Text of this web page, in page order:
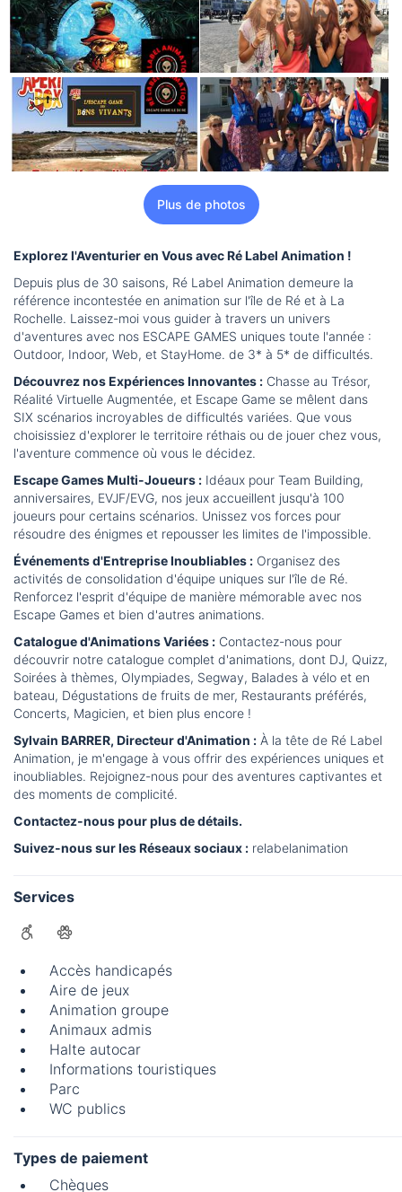
Plus de photos
Explorez l'Aventurier en Vous avec Ré Label Animation !
Depuis plus de 30 saisons, Ré Label Animation demeure la
référence incontestée en animation sur l'île de Ré et à La
Rochelle. Laissez-moi vous guider à travers un univers
d'aventures avec nos ESCAPE GAMES uniques toute l'année :
Outdoor, Indoor, Web, et StayHome. de 3* à 5* de difficultés.
Découvrez nos Expériences Innovantes : Chasse au Trésor,
Réalité Virtuelle Augmentée, et Escape Game se mêlent dans
SIX scénarios incroyables de difficultés variées. Que vous
choisissiez d'explorer le territoire réthais ou de jouer chez vous,
l'aventure commence où vous le décidez.
Escape Games Multi-Joueurs : Idéaux pour Team Building,
anniversaires, EVJF/EVG, nos jeux accueillent jusqu'à 100
joueurs pour certains scénarios. Unissez vos forces pour
résoudre des énigmes et repousser les limites de l'impossible.
Événements d'Entreprise Inoubliables : Organisez des
activités de consolidation d'équipe uniques sur l'île de Ré.
Renforcez l'esprit d'équipe de manière mémorable avec nos
Escape Games et bien d'autres animations.
Catalogue d'Animations Variées : Contactez-nous pour
découvrir notre catalogue complet d'animations, dont DJ, Quizz,
Soirées à thèmes, Olympiades, Segway, Balades à vélo et en
bateau, Dégustations de fruits de mer, Restaurants préférés,
Concerts, Magicien, et bien plus encore !
Sylvain BARRER, Directeur d'Animation : À la tête de Ré Label
Animation, je m'engage à vous offrir des expériences uniques et
inoubliables. Rejoignez-nous pour des aventures captivantes et
des moments de complicité.
Contactez-nous pour plus de détails.
Suivez-nous sur les Réseaux sociaux : relabelanimation
Services
Accès handicapés
Aire de jeux
Animation groupe
Animaux admis
Halte autocar
Informations touristiques
Parc
WC publics
Types de paiement
Chèques